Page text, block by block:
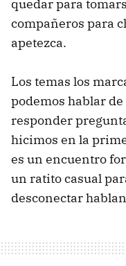
quedar para
compañeros para
apetezca.
Los temas los
podemos hablar
responder
hicimos en la
es un encuentro
un ratito casual
desconectar